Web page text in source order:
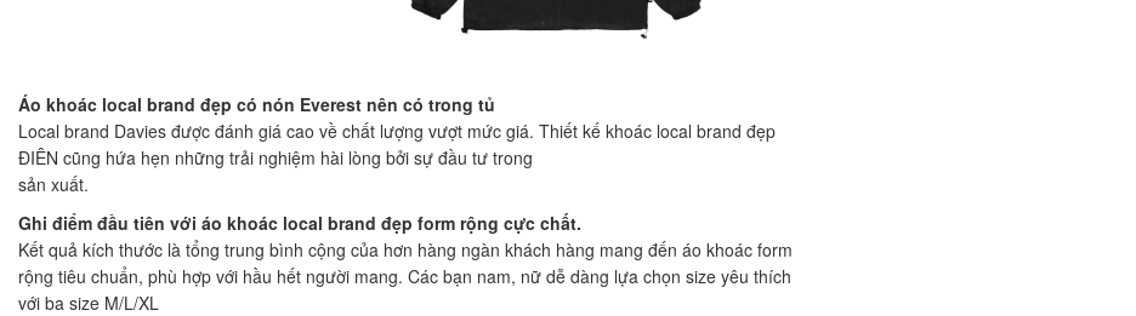
Áo khoác local brand đẹp có nón Everest nên có trong tủ
Local brand Davies được đánh giá cao về chất lượng vượt mức giá. Thiết kế khoác local brand đẹp
ĐIÊN cũng hứa hẹn những trải nghiệm hài lòng bởi sự đầu tư trong
sản xuất.
Ghi điểm đầu tiên với áo khoác local brand đẹp form rộng cực chất.
Kết quả kích thước là tổng trung bình cộng của hơn hàng ngàn khách hàng mang đến áo khoác form
rộng tiêu chuẩn, phù hợp với hầu hết người mang. Các bạn nam, nữ dễ dàng lựa chọn size yêu thích
với ba size M/L/XL